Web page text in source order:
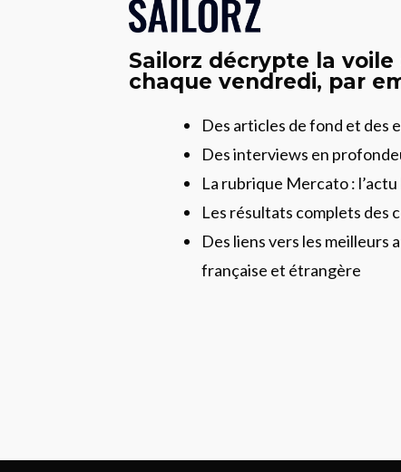
Sailorz décrypte la
chaque vendredi, par
Des articles de fond et des
Des interviews en
La rubrique Mercato : l’actu
Les résultats complets des
Des liens vers les meilleurs
française et étrangère